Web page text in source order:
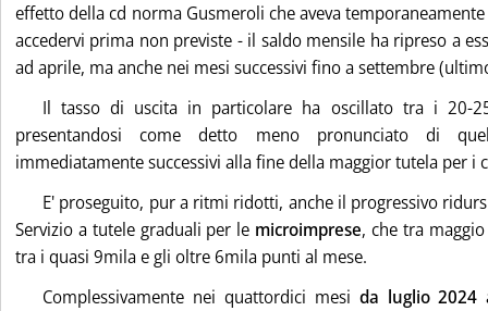
effetto della cd norma Gusmeroli che aveva
accedervi prima non previste - il saldo mensile ha ripreso a
ad aprile, ma anche nei mesi successivi fino a settembre
Il tasso di uscita in particolare ha oscillato tra i 20-
presentandosi come detto meno pronunciato di
immediatamente successivi alla fine della maggior tutela per i
E' proseguito, pur a ritmi ridotti, anche il progressivo
Servizio a tutele graduali per le microimprese, che tra
tra i quasi 9mila e gli oltre 6mila punti al mese.
Complessivamente nei quattordici mesi da luglio 2024